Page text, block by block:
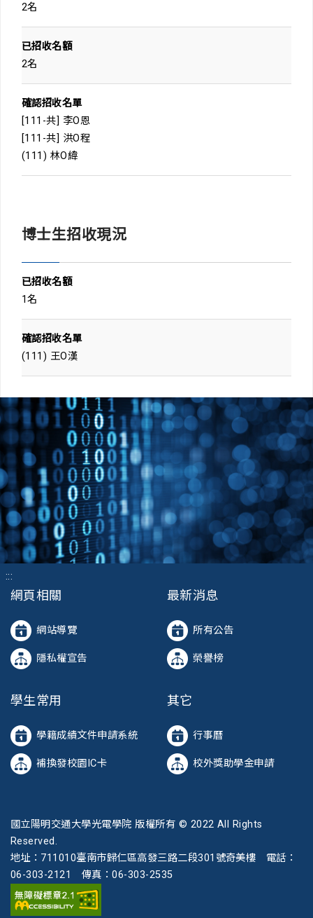
2名
已招收名額
2名
確認招收名單
[111-共] 李O恩
[111-共] 洪O程
(111) 林O緯
博士生招收現況
已招收名額
1名
確認招收名單
(111) 王O漢
:::
網頁相關
網站導覽
隱私權宣告
最新消息
所有公告
榮譽榜
學生常用
學籍成績文件申請系統
補換發校園IC卡
其它
行事曆
校外獎助學金申請
國立陽明交通大學光電學院 版權所有 © 2022 All Rights
Reserved.
地址：711010臺南市歸仁區高發三路二段301號奇美樓 電話：
06-303-2121 傳真：06-303-2535